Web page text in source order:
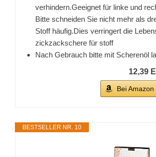
verhindern.Geeignet für linke und
Bitte schneiden Sie nicht mehr als
Stoff häufig.Dies verringert die
zickzackschere für stoff
Nach Gebrauch bitte mit Scherenöl
12,39
Bei
BESTSELLER NR. 10